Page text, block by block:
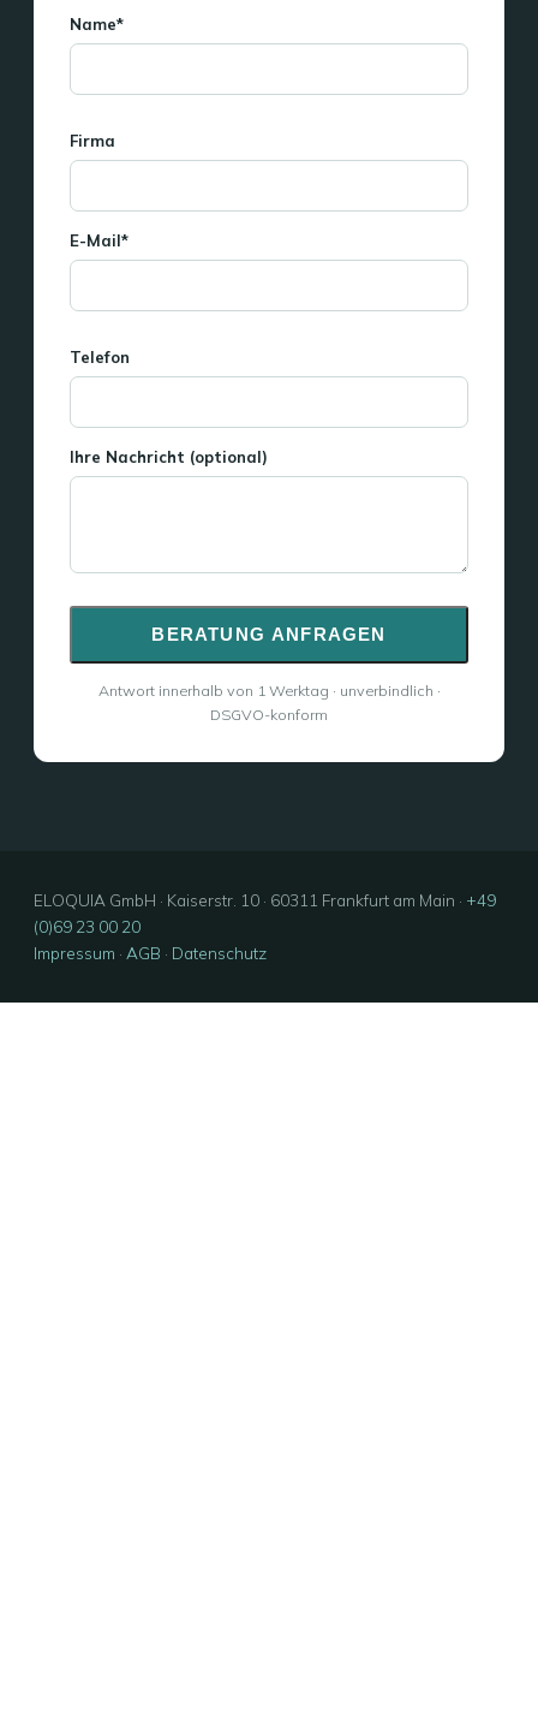
Name*
Firma
E-Mail*
Telefon
Ihre Nachricht (optional)
BERATUNG ANFRAGEN
Antwort innerhalb von 1 Werktag · unverbindlich ·
DSGVO-konform
ELOQUIA GmbH · Kaiserstr. 10 · 60311 Frankfurt am Main · +49
(0)69 23 00 20
Impressum · AGB · Datenschutz